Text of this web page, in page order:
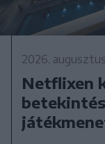
2026.
Netflixen